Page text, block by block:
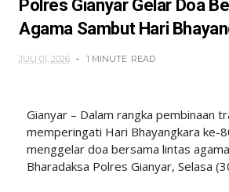
Polres Gianyar Gelar Doa
Agama Sambut Hari
JULI 01, 2026 1 MINUTE READ
Gianyar – Dalam rangka pembinaan
memperingati Hari Bhayangkara ke-
menggelar doa bersama lintas
Bharadaksa Polres Gianyar, Selasa